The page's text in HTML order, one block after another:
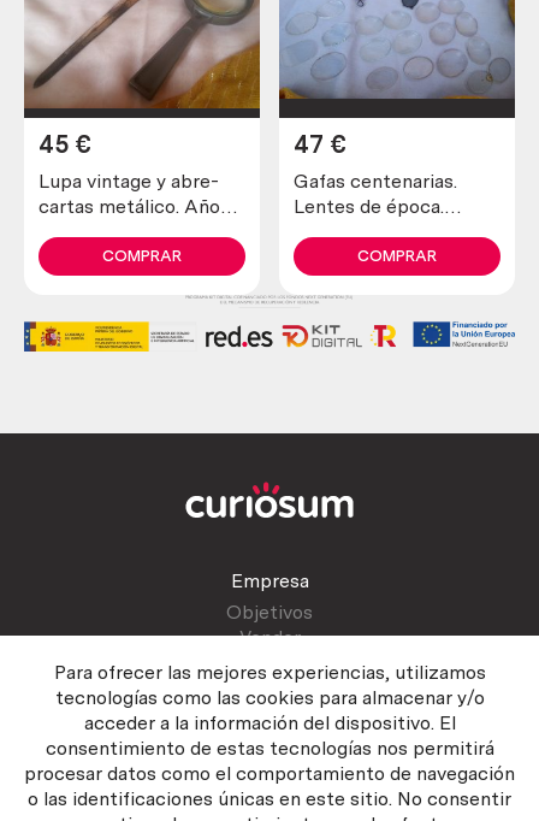
Para ofrecer las mejores experiencias, utilizamos
tecnologías como las cookies para almacenar y/o
acceder a la información del dispositivo. El
consentimiento de estas tecnologías nos permitirá
procesar datos como el comportamiento de navegación
o las identificaciones únicas en este sitio. No consentir
Lupa vintage y abre-
cartas metálico. Años
45 €
COMPRAR
Gafas centenarias.
Lentes de época.
Eye lenses.
47 €
COMPRAR
Empresa
Objetivos
Vender
Atención al cliente
Contactar
Manual del vendedor